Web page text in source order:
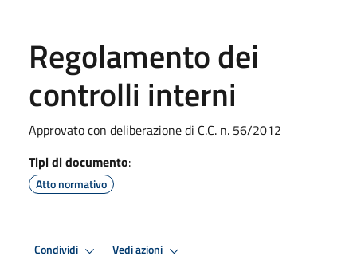
Regolamento dei
controlli interni
Approvato con deliberazione di C.C. n. 56/2012
Tipi di documento:
Atto normativo
Condividi Vedi azioni